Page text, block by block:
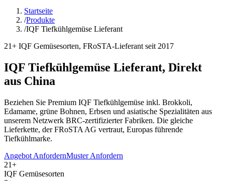
Startseite
/Produkte
/IQF Tiefkühlgemüse Lieferant
21+ IQF Gemüsesorten, FRoSTA-Lieferant seit 2017
IQF Tiefkühlgemüse Lieferant, Direkt
aus China
Beziehen Sie Premium IQF Tiefkühlgemüse inkl. Brokkoli,
Edamame, grüne Bohnen, Erbsen und asiatische Spezialitäten aus
unserem Netzwerk BRC-zertifizierter Fabriken. Die gleiche
Lieferkette, der FRoSTA AG vertraut, Europas führende
Tiefkühlmarke.
Angebot AnfordernMuster Anfordern
21+
IQF Gemüsesorten